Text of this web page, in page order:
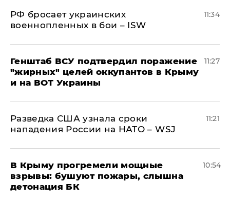
РФ бросает украинских
военнопленных в бои – ISW
11:34
Генштаб ВСУ подтвердил поражение
"жирных" целей оккупантов в Крыму
и на ВОТ Украины
11:27
Разведка США узнала сроки
нападения России на НАТО – WSJ
11:21
В Крыму прогремели мощные
взрывы: бушуют пожары, слышна
детонация БК
10:54